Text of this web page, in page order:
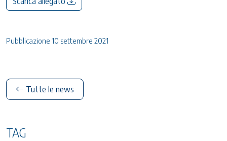
Pubblicazione 10 settembre 2021
Tutte le news
TAG